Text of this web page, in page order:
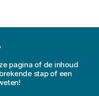
pagina of de inhoud
stap of een